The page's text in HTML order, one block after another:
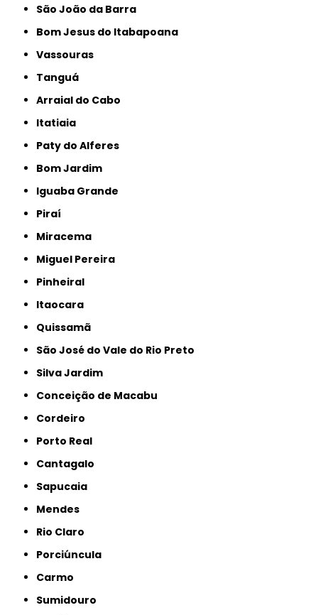
São João da Barra
Bom Jesus do Itabapoana
Vassouras
Tanguá
Arraial do Cabo
Itatiaia
Paty do Alferes
Bom Jardim
Iguaba Grande
Piraí
Miracema
Miguel Pereira
Pinheiral
Itaocara
Quissamã
São José do Vale do Rio Preto
Silva Jardim
Conceição de Macabu
Cordeiro
Porto Real
Cantagalo
Sapucaia
Mendes
Rio Claro
Porciúncula
Carmo
Sumidouro